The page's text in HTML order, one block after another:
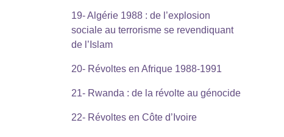
19- Algérie 1988 : de l’explosion
sociale au terrorisme se revendiquant
de l’Islam
20- Révoltes en Afrique 1988-1991
21- Rwanda : de la révolte au génocide
22- Révoltes en Côte d’Ivoire